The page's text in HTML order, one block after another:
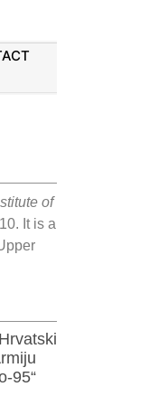
of
It is a
95“